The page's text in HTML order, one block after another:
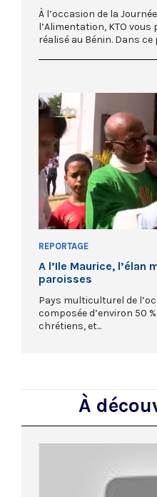
À l’occasion de la
l’Alimentation, KTO
réalisé au Bénin. Dans ce
REPORTAGE
A l’Ile Maurice, l’élan
paroisses
Pays multiculturel de
composée d’environ 50
chrétiens, et...
À